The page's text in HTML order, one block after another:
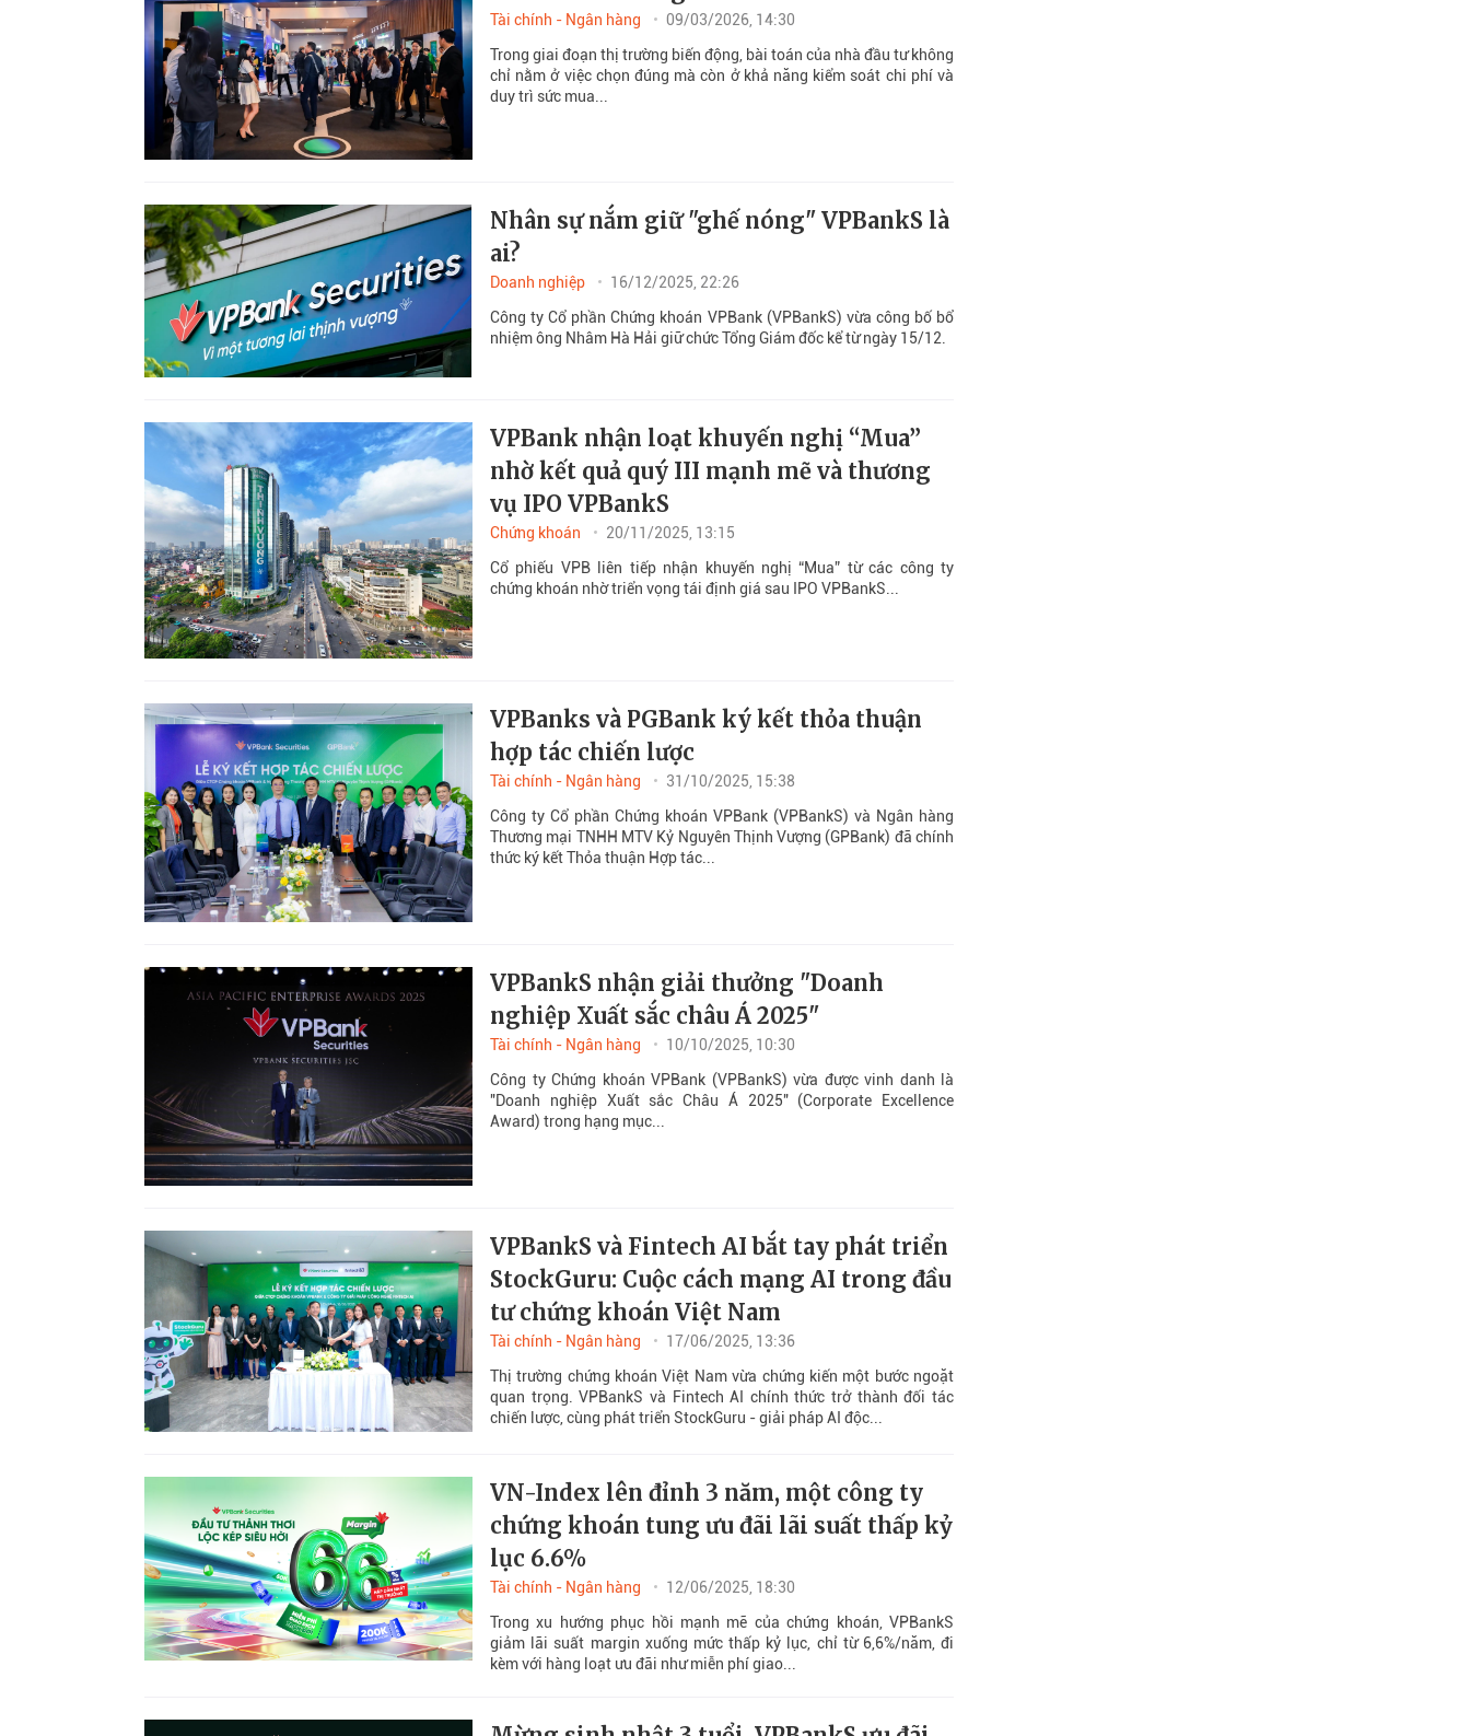
Tài chính - Ngân hàng
09/03/2026, 14:30
Trong giai đoạn thị trường biến động, bài toán của nhà đầu tư không
chỉ nằm ở việc chọn đúng mà còn ở khả năng kiểm soát chi phí và
duy trì sức mua...
Nhân sự nắm giữ "ghế nóng" VPBankS là
ai?
Doanh nghiệp
16/12/2025, 22:26
Công ty Cổ phần Chứng khoán VPBank (VPBankS) vừa công bố bổ
nhiệm ông Nhâm Hà Hải giữ chức Tổng Giám đốc kể từ ngày 15/12.
VPBank nhận loạt khuyến nghị “Mua”
nhờ kết quả quý III mạnh mẽ và thương
vụ IPO VPBankS
Chứng khoán
20/11/2025, 13:15
Cổ phiếu VPB liên tiếp nhận khuyến nghị “Mua” từ các công ty
chứng khoán nhờ triển vọng tái định giá sau IPO VPBankS...
VPBanks và PGBank ký kết thỏa thuận
hợp tác chiến lược
Tài chính - Ngân hàng
31/10/2025, 15:38
Công ty Cổ phần Chứng khoán VPBank (VPBankS) và Ngân hàng
Thương mại TNHH MTV Kỷ Nguyên Thịnh Vượng (GPBank) đã chính
thức ký kết Thỏa thuận Hợp tác...
VPBankS nhận giải thưởng "Doanh
nghiệp Xuất sắc châu Á 2025"
Tài chính - Ngân hàng
10/10/2025, 10:30
Công ty Chứng khoán VPBank (VPBankS) vừa được vinh danh là
"Doanh nghiệp Xuất sắc Châu Á 2025" (Corporate Excellence
Award) trong hạng mục...
VPBankS và Fintech AI bắt tay phát triển
StockGuru: Cuộc cách mạng AI trong đầu
tư chứng khoán Việt Nam
Tài chính - Ngân hàng
17/06/2025, 13:36
Thị trường chứng khoán Việt Nam vừa chứng kiến một bước ngoặt
quan trọng. VPBankS và Fintech AI chính thức trở thành đối tác
chiến lược, cùng phát triển StockGuru - giải pháp AI độc...
VN-Index lên đỉnh 3 năm, một công ty
chứng khoán tung ưu đãi lãi suất thấp kỷ
lục 6.6%
Tài chính - Ngân hàng
12/06/2025, 18:30
Trong xu hướng phục hồi mạnh mẽ của chứng khoán, VPBankS
giảm lãi suất margin xuống mức thấp kỷ lục, chỉ từ 6,6%/năm, đi
kèm với hàng loạt ưu đãi như miễn phí giao...